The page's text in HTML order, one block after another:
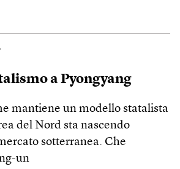
a Pyongyang
mantiene un modello statalista
del Nord sta nascendo
sotterranea. Che
un